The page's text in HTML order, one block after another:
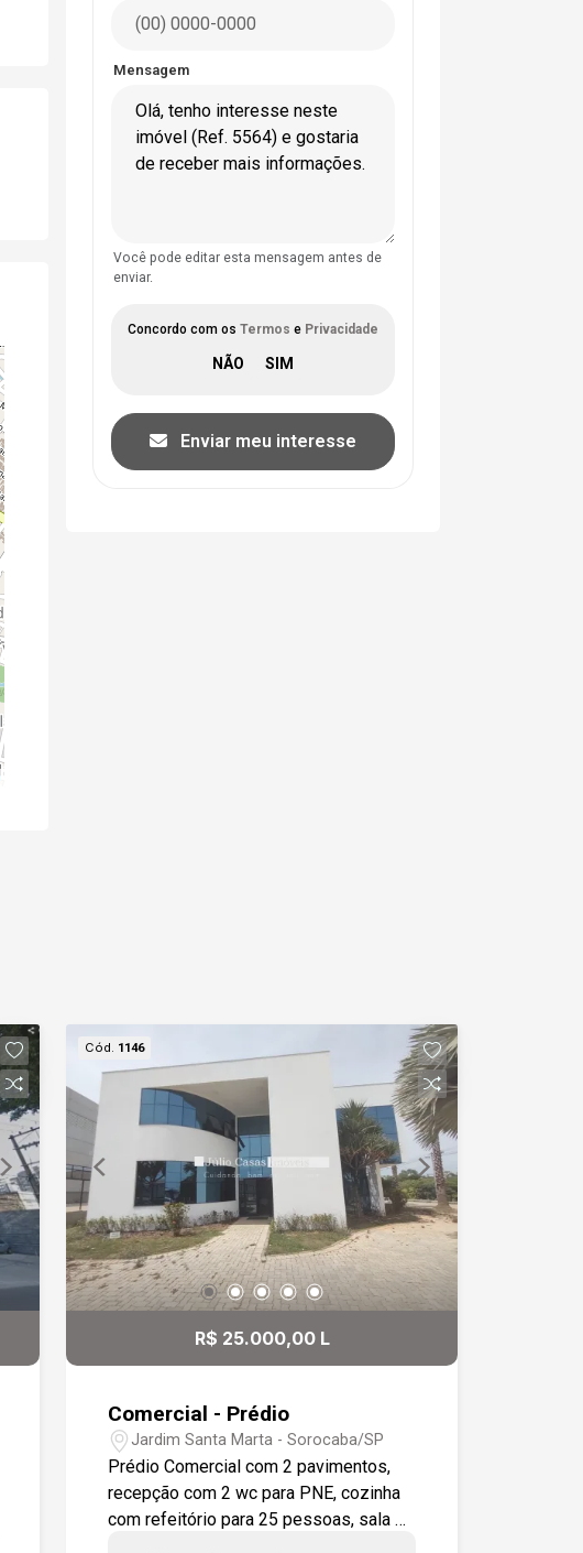
Mensagem
Você pode editar esta mensagem antes de
enviar.
Concordo com os Termos e Privacidade
Enviar meu interesse
Cód. 1146
R$ 25.000,00 L
Comercial - Prédio
Jardim Santa Marta - Sorocaba/SP
Prédio Comercial com 2 pavimentos,
recepção com 2 wc para PNE, cozinha
com refeitório para 25 pessoas, sala de